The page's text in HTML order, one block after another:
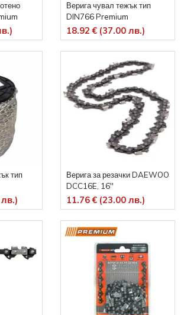
Верига чувал тежък тип
DIN766 Premium
18.92 € (37.00 лв.)
тип
Верига за резачки DAEWOO
DCC16E, 16''
11.76 € (23.00 лв.)